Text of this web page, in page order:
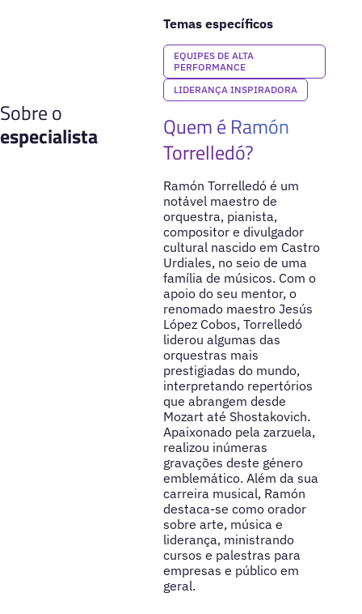
Temas específicos
EQUIPES DE ALTA
PERFORMANCE
LIDERANÇA INSPIRADORA
Sobre o
especialista
Quem é Ramón
Torrelledó?
Ramón Torrelledó é um
notável maestro de
orquestra, pianista,
compositor e divulgador
cultural nascido em Castro
Urdiales, no seio de uma
família de músicos. Com o
apoio do seu mentor, o
renomado maestro Jesús
López Cobos, Torrelledó
liderou algumas das
orquestras mais
prestigiadas do mundo,
interpretando repertórios
que abrangem desde
Mozart até Shostakovich.
Apaixonado pela zarzuela,
realizou inúmeras
gravações deste género
emblemático. Além da sua
carreira musical, Ramón
destaca-se como orador
sobre arte, música e
liderança, ministrando
cursos e palestras para
empresas e público em
geral.